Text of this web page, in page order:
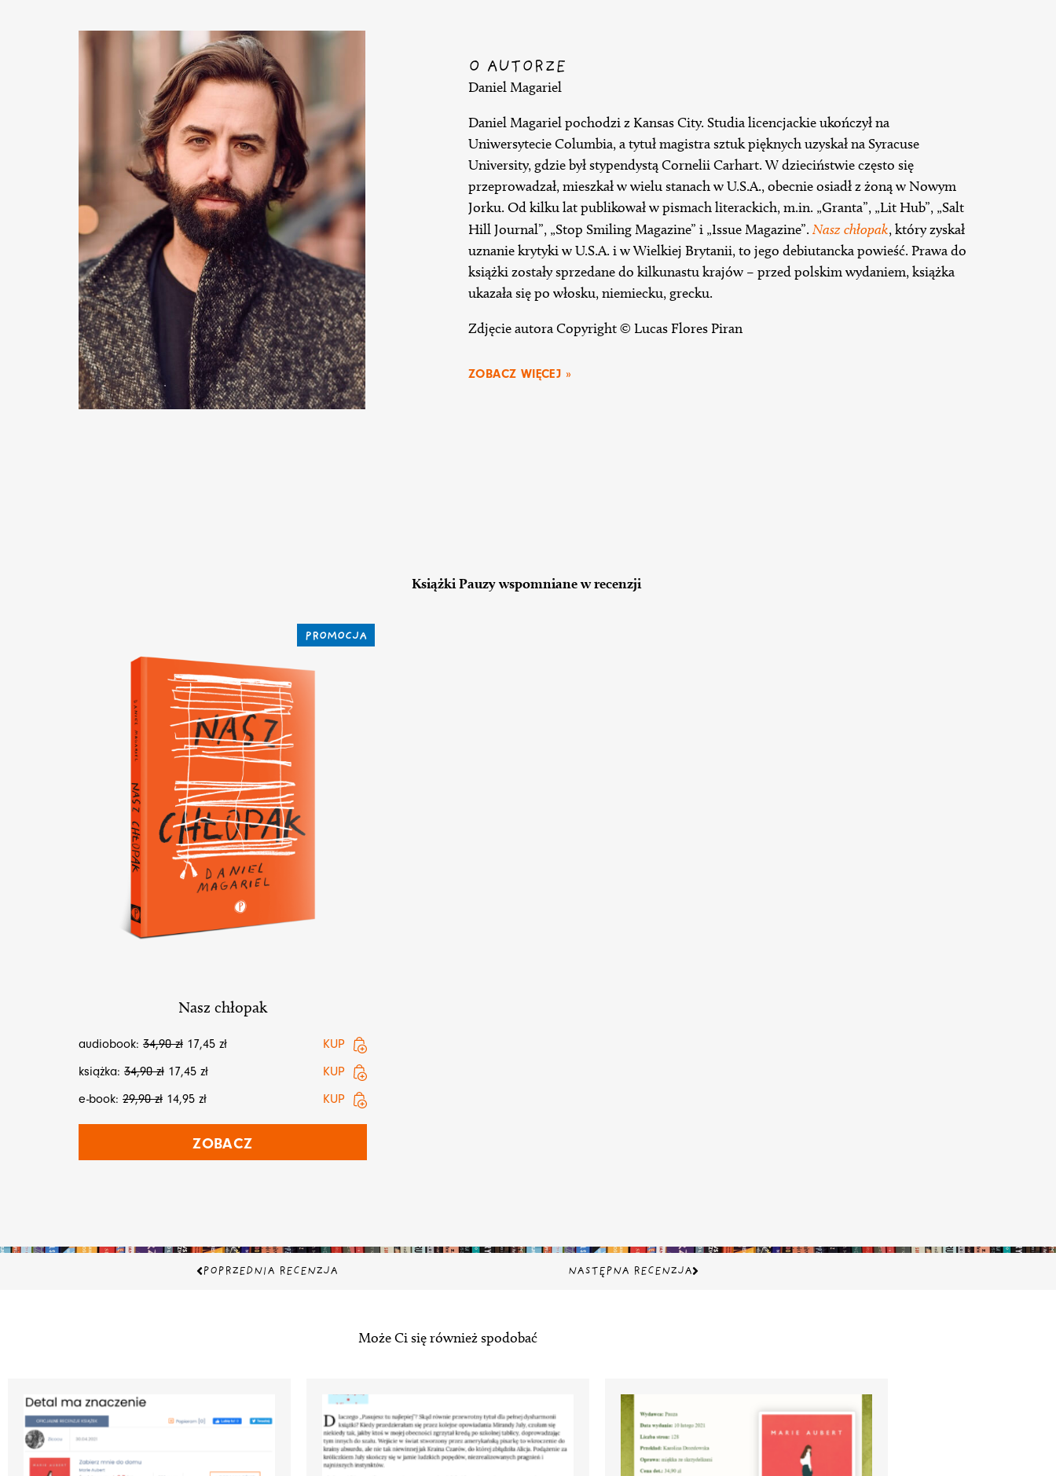
O AUTORZE
Daniel Magariel
Daniel Magariel pochodzi z Kansas City. Studia licencjackie ukończył na
Uniwersytecie Columbia, a tytuł magistra sztuk pięknych uzyskał na Syracuse
University, gdzie był stypendystą Cornelii Carhart. W dzieciństwie często się
przeprowadzał, mieszkał w wielu stanach w U.S.A., obecnie osiadł z żoną w Nowym
Jorku. Od kilku lat publikował w pismach literackich, m.in. „Granta”, „Lit Hub”, „Salt
Hill Journal”, „Stop Smiling Magazine” i „Issue Magazine”. Nasz chłopak, który zyskał
uznanie krytyki w U.S.A. i w Wielkiej Brytanii, to jego debiutancka powieść. Prawa do
książki zostały sprzedane do kilkunastu krajów – przed polskim wydaniem, książka
ukazała się po włosku, niemiecku, grecku.
Zdjęcie autora Copyright © Lucas Flores Piran
ZOBACZ WIĘCEJ »
Książki Pauzy wspomniane w recenzji
PROMOCJA
Nasz chłopak
audiobook: 34,90zł 17,45 zł
KUP
książka: 34,90zł 17,45 zł
KUP
e-book: 29,90zł 14,95 zł KUP
ZOBACZ
Prev
POPRZEDNIA RECENZJA NASTĘPNA RECENZJANastępny
Może Ci się również spodobać